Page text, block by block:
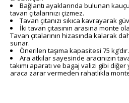
Bağlantı ayaklarında bulunan
tavan çıtalarınızı çizmez.
Tavan çıtanızı sıkıca kavrayarak
İki tavan çıtasının arasına monte
Tavan çıtalarının hizasında kalarak
sunar.
Önerilen taşıma kapasitesi 75 kg’dır.
Ara atkılar sayesinde aracınızın
takımı aparatı ve bagaj valizi gibi diğer
araca zarar vermeden rahatlıkla